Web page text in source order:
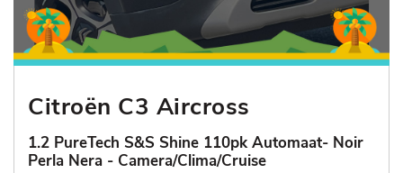
Citroën C3 Aircross
1.2 PureTech S&S Shine 110pk Automaat- Noir
Perla Nera - Camera/Clima/Cruise